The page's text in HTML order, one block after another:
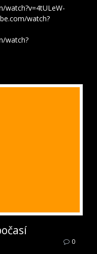
watch?v=4tULeW-
watch?
watch?
0